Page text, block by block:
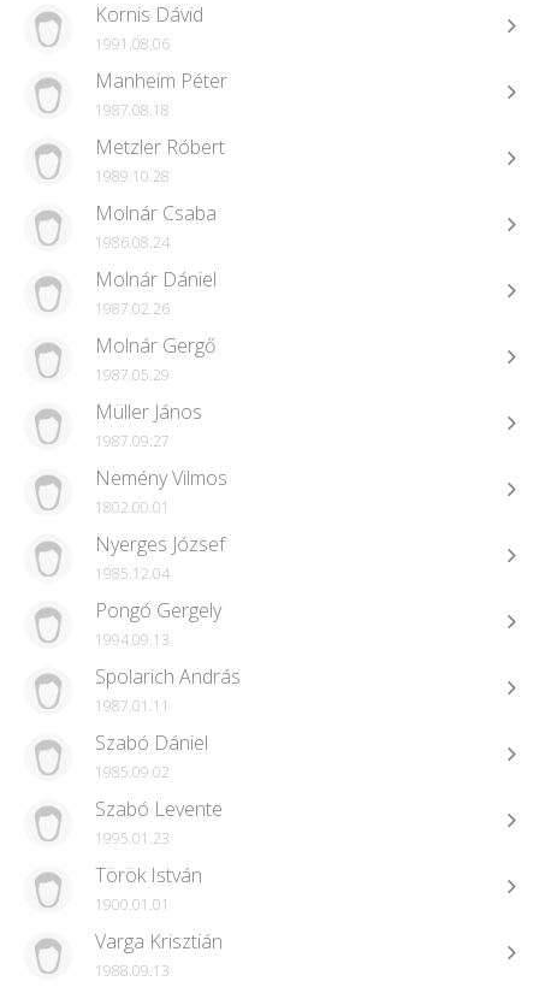
Kornis Dávid
1991.08.06
Manheim Péter
1987.08.18
Metzler Róbert
1989.10.28
Molnár Csaba
1986.08.24
Molnár Dániel
1987.02.26
Molnár Gergő
1987.05.29
Müller János
1987.09.27
Nemény Vilmos
1802.00.01
Nyerges József
1985.12.04
Pongó Gergely
1994.09.13
Spolarich András
1987.01.11
Szabó Dániel
1985.09.02
Szabó Levente
1995.01.23
Török István
1900.01.01
Varga Krisztián
1988.09.13